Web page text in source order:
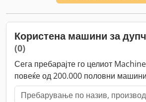
Користена машини за
(0)
Сега пребарајте го целиот
повеќе од 200.000 половни